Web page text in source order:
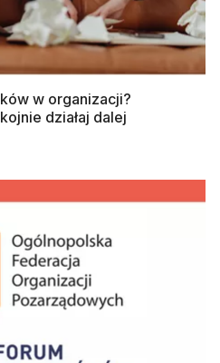
w organizacji?
działaj dalej